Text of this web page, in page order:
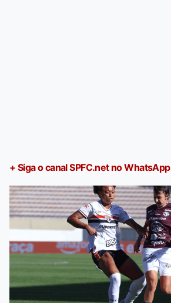
+ Siga o canal SPFC.net no WhatsApp